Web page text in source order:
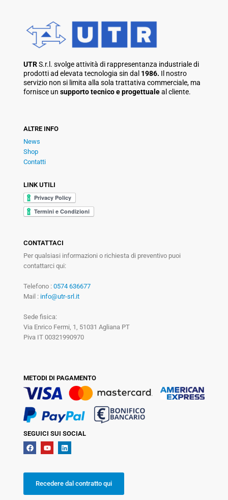
UTRS.r.l. svolge attività di rappresentanza industriale di
prodotti ad elevata tecnologia sin dal 1986. Il nostro
servizio non si limita alla sola trattativa commerciale, ma
fornisce un supporto tecnico e progettualeal cliente.
ALTRE INFO
News
Shop
Contatti
LINK UTILI
CONTATTACI
Per qualsiasi informazioni o richiesta di preventivo puoi
contattarci qui:
Telefono : 0574 636677
Mail : info@utr-srl.it
Sede fisica:
Via Enrico Fermi, 1, 51031 Agliana PT
Piva IT 00321990970
METODI DI PAGAMENTO
SEGUICI SUI SOCIAL
Recedere dal contratto qui